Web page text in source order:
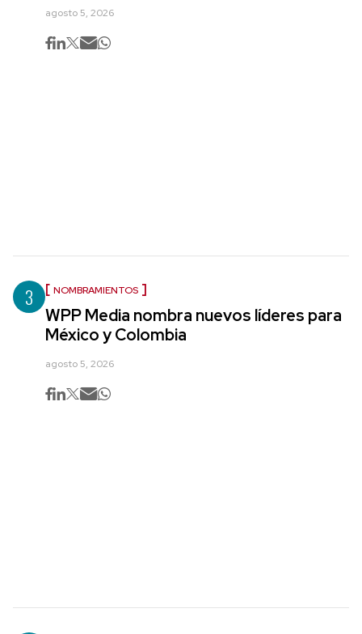
agosto 5, 2026
3 NOMBRAMIENTOS
WPP Media nombra nuevos líderes para
México y Colombia
agosto 5, 2026